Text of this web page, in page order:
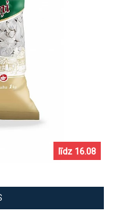
līdz 16.08
līdz 16.08